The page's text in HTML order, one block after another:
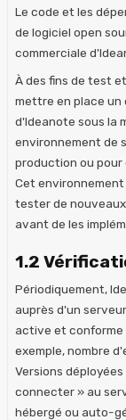
Le code et les
de logiciel open
commerciale
À des fins de test
mettre en place un
d'Ideanote sous la
environnement de
production ou pour
Cet
tester de
avant de les
1.2
Périodiquement,
auprès d'un
active et conforme
exemple, nombre
Versions
connecter » au
hébergé ou auto-